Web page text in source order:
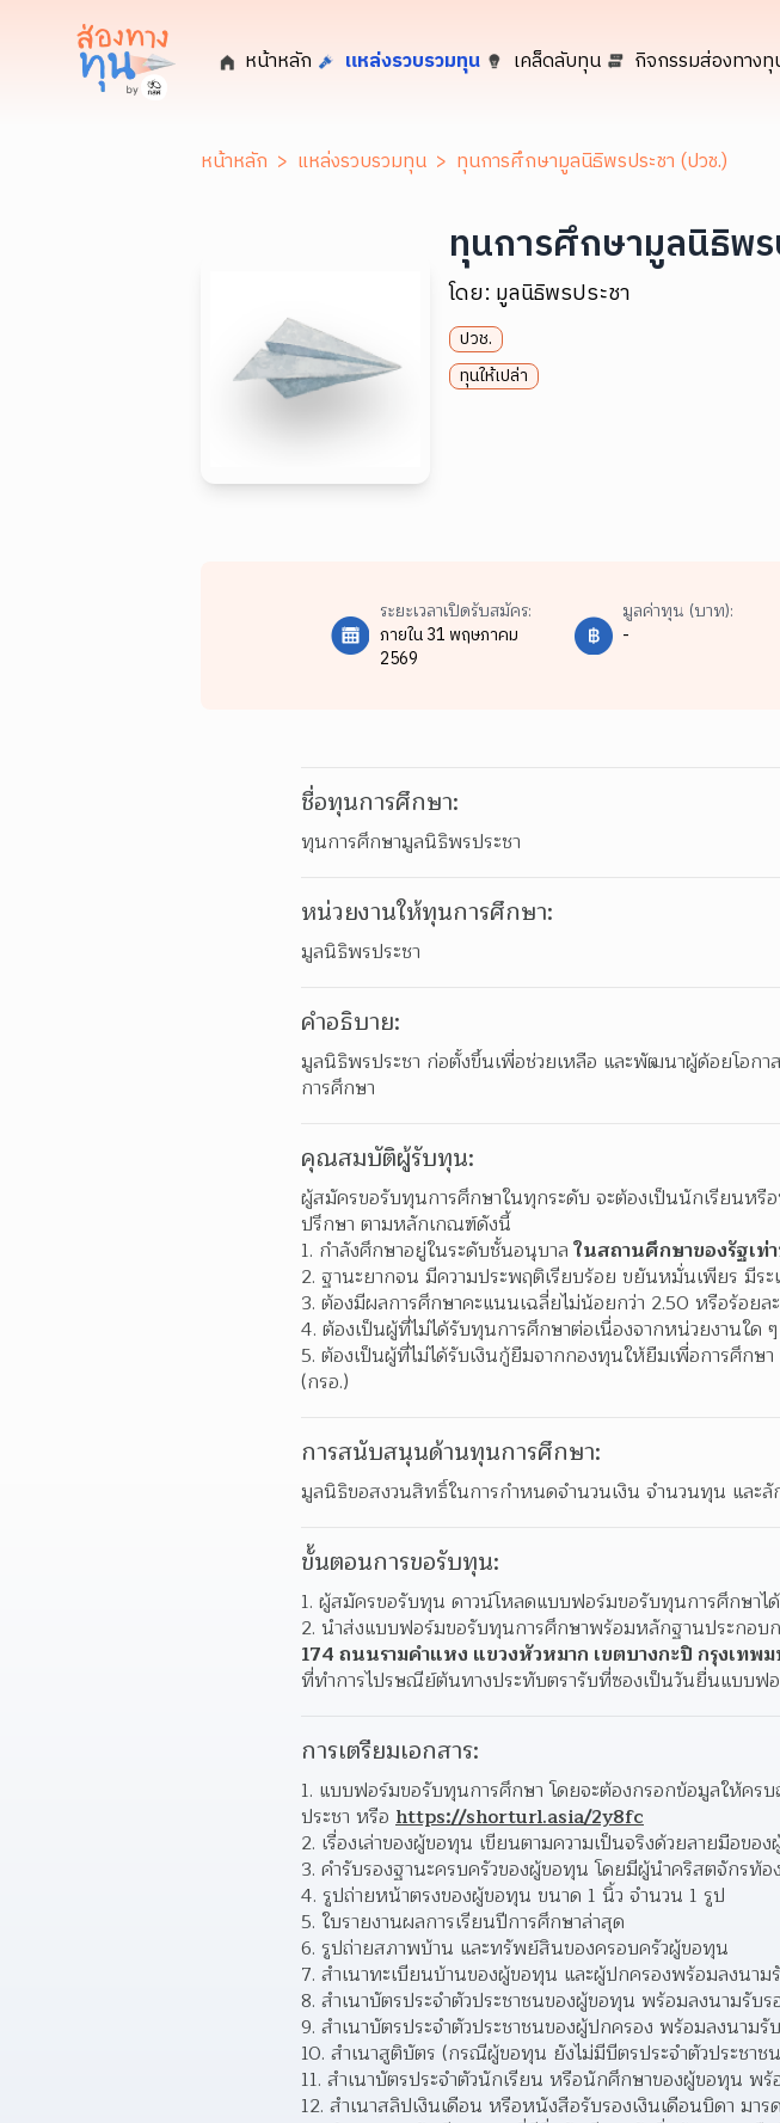
หน้าหลัก แหล่งรวบรวมทุน เคล็ดลับทุน กิจกรรมส่องทาง
หน้าหลัก > แหล่งรวบรวมทุน > ทุนการศึกษามูลนิธิพรประชา (ปวช.)
ทุนการศึกษามูลนิธิพร
โดย: มูลนิธิพรประชา
ปวช.
ทุนให้เปล่า
ระยะเวลาเปิดรับสมัคร:
ภายใน 31 พฤษภาคม
2569
มูลค่าทุน (บาท):
-
ชื่อทุนการศึกษา:
ทุนการศึกษามูลนิธิพรประชา
หน่วยงานให้ทุนการศึกษา:
มูลนิธิพรประชา
คำอธิบาย:
มูลนิธิพรประชา ก่อตั้งขึ้นเพื่อช่วยเหลือ และพัฒนาผู้ด้อยโอก
การศึกษา
คุณสมบัติผู้รับทุน:
ผู้สมัครขอรับทุนการศึกษาในทุกระดับ จะต้องเป็นนักเรียนห
ปรึกษา ตามหลักเกณฑ์ดังนี้
กำลังศึกษาอยู่ในระดับชั้นอนุบาล ในสถานศึกษาของรัฐเท่
ฐานะยากจน มีความประพฤติเรียบร้อย ขยันหมั่นเพียร มีระ
ต้องมีผลการศึกษาคะแนนเฉลี่ยไม่น้อยกว่า 2.50 หรือร้อยล
ต้องเป็นผู้ที่ไม่ได้รับทุนการศึกษาต่อเนื่องจากหน่วยงานใ
ต้องเป็นผู้ที่ไม่ได้รับเงินกู้ยืมจากกองทุนให้ยืมเพื่อการศึก
(กรอ.)
การสนับสนุนด้านทุนการศึกษา:
มูลนิธิขอสงวนสิทธิ์ในการกำหนดจำนวนเงิน จำนวนทุน และ
ขั้นตอนการขอรับทุน:
ผู้สมัครขอรับทุน ดาวน์โหลดแบบฟอร์มขอรับทุนการศึกษาไ
นำส่งแบบฟอร์มขอรับทุนการศึกษาพร้อมหลักฐานประกอบ
174 ถนนรามคำแหง แขวงหัวหมาก เขตบางกะปิ กรุงเท
ที่ทำการไปรษณีย์ต้นทางประทับตรารับที่ซองเป็นวันยื่นแบบฟ
การเตรียมเอกสาร:
1. แบบฟอร์มขอรับทุนการศึกษา โดยจะต้องกรอกข้อมูลให้ค
ประชา หรือ https://shorturl.asia/2y8fc
2. เรื่องเล่าของผู้ขอทุน เขียนตามความเป็นจริงด้วยลายมือขอ
3. คำรับรองฐานะครบครัวของผู้ขอทุน โดยมีผู้นำคริสตจักรท้
4. รูปถ่ายหน้าตรงของผู้ขอทุน ขนาด 1 นิ้ว จำนวน 1 รูป
5. ใบรายงานผลการเรียนปีการศึกษาล่าสุด
6. รูปถ่ายสภาพบ้าน และทรัพย์สินของครอบครัวผู้ขอทุน
7. สำเนาทะเบียนบ้านของผู้ขอทุน และผู้ปกครองพร้อมลงนาม
8. สำเนาบัตรประจำตัวประชาชนของผู้ขอทุน พร้อมลงนามรับร
9. สำเนาบัตรประจำตัวประชาชนของผู้ปกครอง พร้อมลงนามรั
10. สำเนาสูติบัตร (กรณีผู้ขอทุน ยังไม่มีบีตรประจำตัวประชาช
11. สำเนาบัตรประจำตัวนักเรียน หรือนักศึกษาของผู้ขอทุน พร้
12. สำเนาสลิปเงินเดือน หรือหนังสือรับรองเงินเดือนบิดา มา